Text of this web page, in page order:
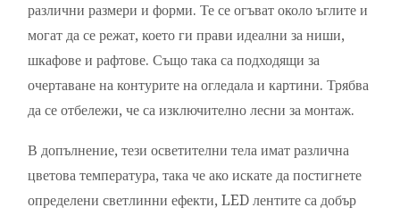
различни размери и форми. Те се огъват около ъглите и
могат да се режат, което ги прави идеални за ниши,
шкафове и рафтове. Също така са подходящи за
очертаване на контурите на огледала и картини. Трябва
да се отбележи, че са изключително лесни за монтаж.
В допълнение, тези осветителни тела имат различна
цветова температура, така че ако искате да постигнете
определени светлинни ефекти, LED лентите са добър